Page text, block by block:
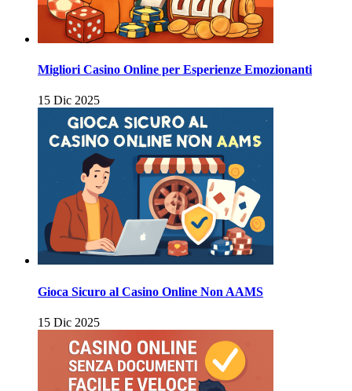
Migliori Casino Online per Esperienze Emozionanti
15 Dic 2025
Gioca Sicuro al Casino Online Non AAMS
15 Dic 2025